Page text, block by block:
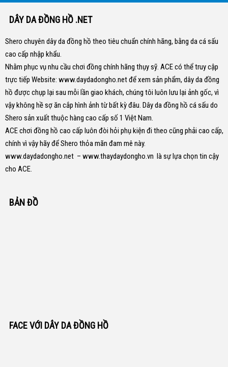
DÂY DA ĐỒNG HỒ .NET
Shero chuyên dây da đồng hồ theo tiêu chuẩn chính hãng, bằng da cá sấu
cao cấp nhập khẩu.
Nhằm phục vụ nhu cầu chơi đồng chính hãng thụy sỹ. ACE có thể truy cập
trực tiếp Website: www.daydadongho.netđể xem sản phẩm, dây da đồng
hồ được chụp lại sau mỗi lần giao khách, chúng tôi luôn lưu lại ảnh gốc, vì
vậy không hề sợ ăn cắp hình ảnh từ bất kỳ đâu. Dây da đồng hồ cá sấu do
Shero sản xuất thuộc hàng cao cấp số 1 Việt Nam.
ACE chơi đồng hồ cao cấp luôn đòi hỏi phụ kiện đi theo cũng phải cao cấp,
chính vì vậy hãy để Shero thỏa mãn đam mê này.
www.daydadongho.net – www.thaydaydongho.vn là sự lựa chọn tin cậy
cho ACE.
BẢN ĐỒ
FACE VỚI DÂY DA ĐỒNG HỒ